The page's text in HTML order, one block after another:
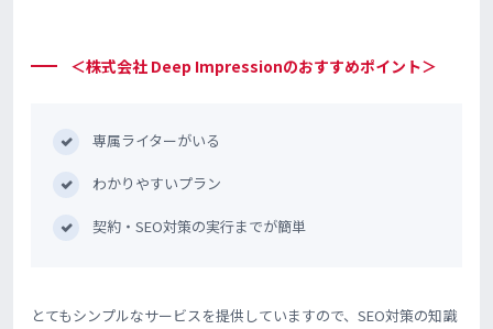
＜株式会社 Deep Impressionのおすすめポイント＞
専属ライターがいる
わかりやすいプラン
契約・SEO対策の実行までが簡単
とてもシンプルなサービスを提供していますので、SEO対策の知識